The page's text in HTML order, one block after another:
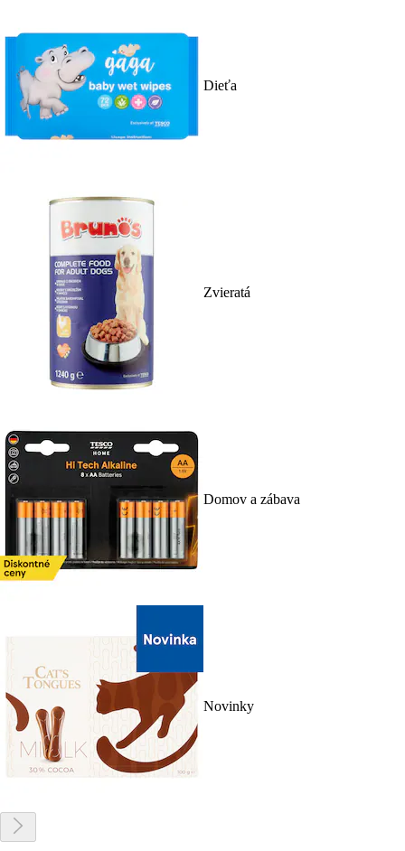
Dieťa
Zvieratá
Domov a zábava
Novinky